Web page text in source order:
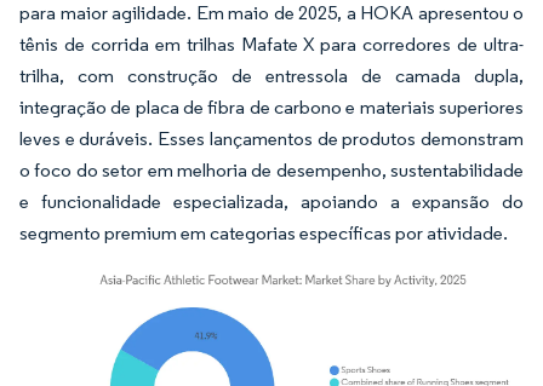
para maior agilidade. Em maio de 2025, a HOKA apresentou o
tênis de corrida em trilhas Mafate X para corredores de ultra-
trilha, com construção de entressola de camada dupla,
integração de placa de fibra de carbono e materiais superiores
leves e duráveis. Esses lançamentos de produtos demonstram
o foco do setor em melhoria de desempenho, sustentabilidade
e funcionalidade especializada, apoiando a expansão do
segmento premium em categorias específicas por atividade.